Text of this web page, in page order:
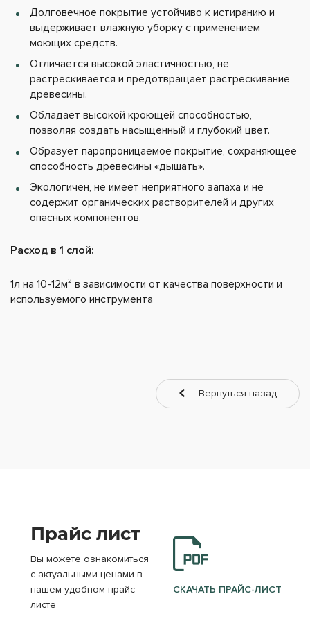
Долговечное покрытие устойчиво к истиранию и
выдерживает влажную уборку с применением
моющих средств.
Отличается высокой эластичностью, не
растрескивается и предотвращает растрескивание
древесины.
Обладает высокой кроющей способностью,
позволяя создать насыщенный и глубокий цвет.
Образует паропроницаемое покрытие, сохраняющее
способность древесины «дышать».
Экологичен, не имеет неприятного запаха и не
содержит органических растворителей и других
опасных компонентов.
Расход в 1 слой:
1л на 10-12м² в зависимости от качества поверхности и
используемого инструмента
Вернуться назад
Прайс лист
Вы можете ознакомиться
с актуальными ценами в
нашем удобном прайс-
листе
СКАЧАТЬ ПРАЙС-ЛИСТ